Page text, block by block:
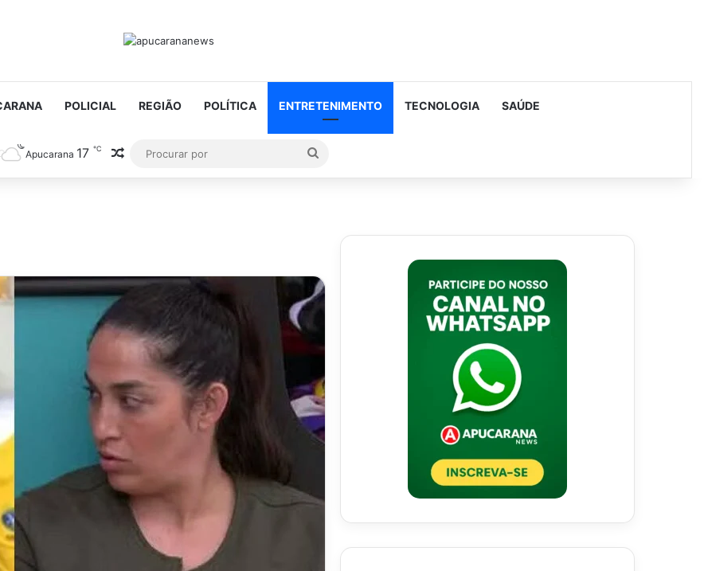
POLICIAL REGIÃO POLÍTICA ENTRETENIMENTO TECNOLOGIA SAÚDE
Apucarana 17 ℃ Artigo aleatório
por